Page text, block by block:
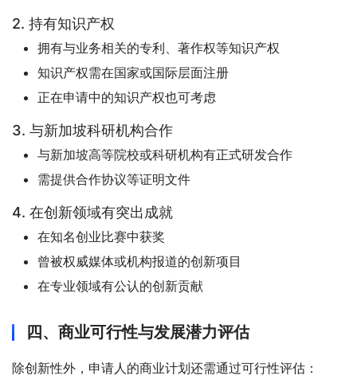
2. 持有知识产权
拥有与业务相关的专利、著作权等知识产权
知识产权需在国家或国际层面注册
正在申请中的知识产权也可考虑
3. 与新加坡科研机构合作
与新加坡高等院校或科研机构有正式研发合作
需提供合作协议等证明文件
4. 在创新领域有突出成就
在知名创业比赛中获奖
曾被权威媒体或机构报道的创新项目
在专业领域有公认的创新贡献
四、商业可行性与发展潜力评估
除创新性外，申请人的商业计划还需通过可行性评估：